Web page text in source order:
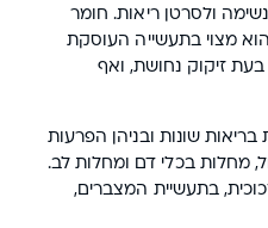
ולסרטן ריאות. חומר
מצוי בתעשייה העוסקת
בעת זיקוק נחושת, ואף
שונות ובניהן הפרעות
מחלות בכלי דם ומחלות לב.
בתעשיית המצברים,